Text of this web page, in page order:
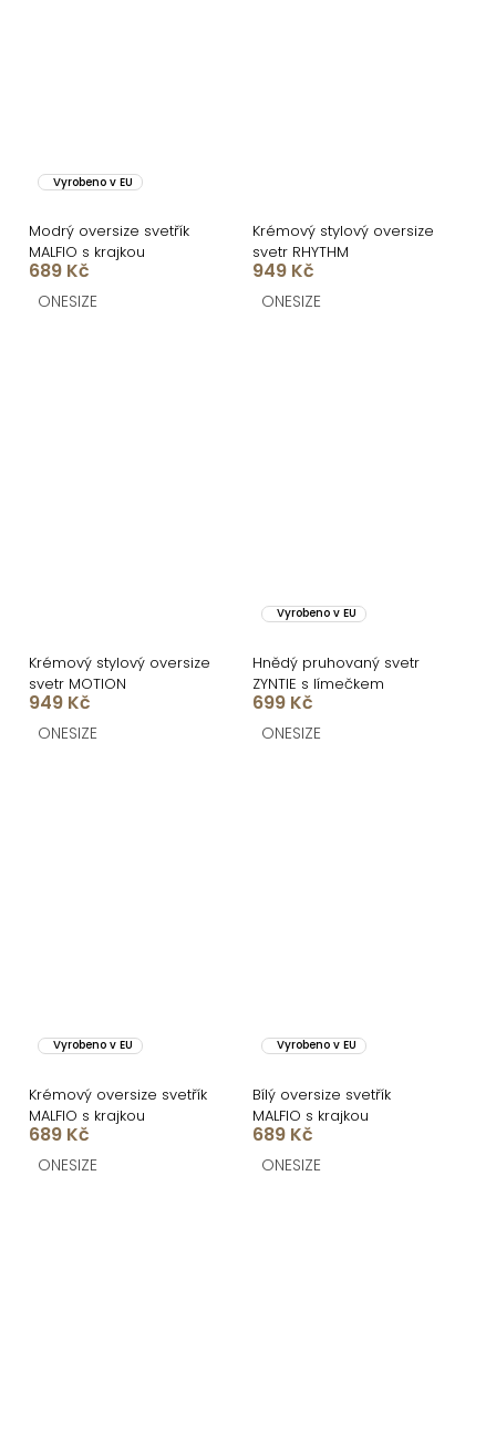
Vyrobeno v EU
Modrý oversize svetřík
MALFIO s krajkou
689 Kč
ONESIZE
Krémový stylový oversize
svetr RHYTHM
949 Kč
ONESIZE
Krémový stylový oversize
svetr MOTION
949 Kč
ONESIZE
Vyrobeno v EU
Hnědý pruhovaný svetr
ZYNTIE s límečkem
699 Kč
ONESIZE
Vyrobeno v EU
Krémový oversize svetřík
MALFIO s krajkou
689 Kč
ONESIZE
Vyrobeno v EU
Bílý oversize svetřík
MALFIO s krajkou
689 Kč
ONESIZE